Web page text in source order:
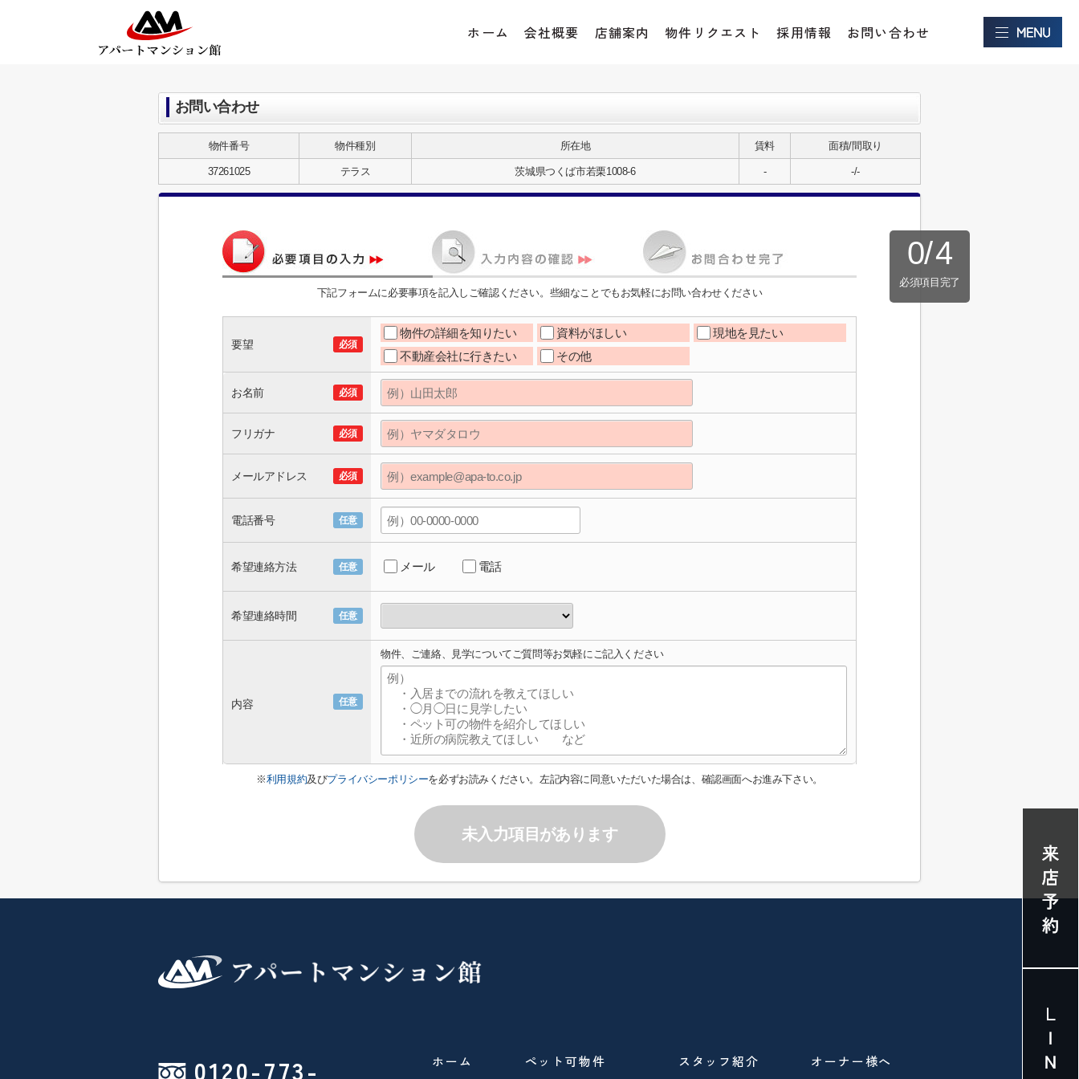
ホーム 会社概要 店舗案内 物件リクエスト 採用情報 お問い合わせ
お問い合わせ
物件番号 物件種別 所在地 賃料 面積/間取り
37261025 テラス 茨城県つくば市若栗1008-6 - -/-
0/4
必須項目完了
下記フォームに必要事項を記入しご確認ください。些細なことでもお気軽にお問い合わせください
要望 必須
物件の詳細を知りたい 資料がほしい
現地を見たい
不動産会社に行きたい
その他
お名前 必須
フリガナ 必須
メールアドレス 必須
電話番号 任意
希望連絡方法 任意 メール 電話
希望連絡時間 任意
内容 任意
物件、ご連絡、見学についてご質問等お気軽にご記入ください
※利用規約及びプライバシーポリシーを必ずお読みください。左記内容に同意いただいた場合は、確認画面へお進み下さい。
未入力項目があります
0120-773- ホーム ペット可物件 スタッフ紹介 オーナー様へ